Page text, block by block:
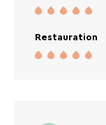
Restauration